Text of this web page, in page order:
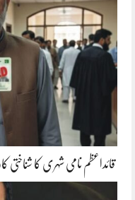
قائداعظم نامی شہری کا